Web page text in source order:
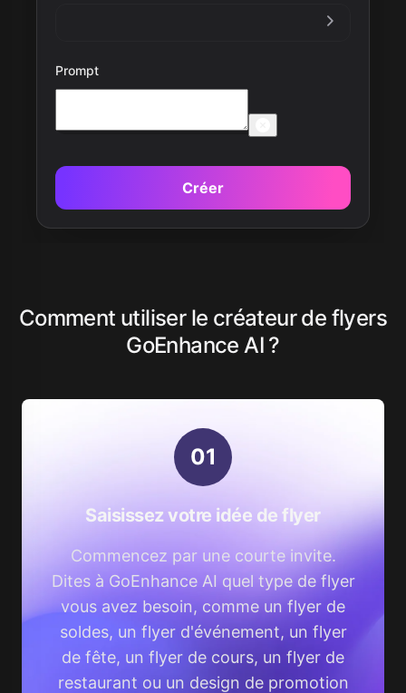
Prompt
Créer
Comment utiliser le créateur de flyers
GoEnhance AI ?
01
Saisissez votre idée de flyer
Commencez par une courte invite.
Dites à GoEnhance AI quel type de flyer
vous avez besoin, comme un flyer de
soldes, un flyer d'événement, un flyer
de fête, un flyer de cours, un flyer de
restaurant ou un design de promotion